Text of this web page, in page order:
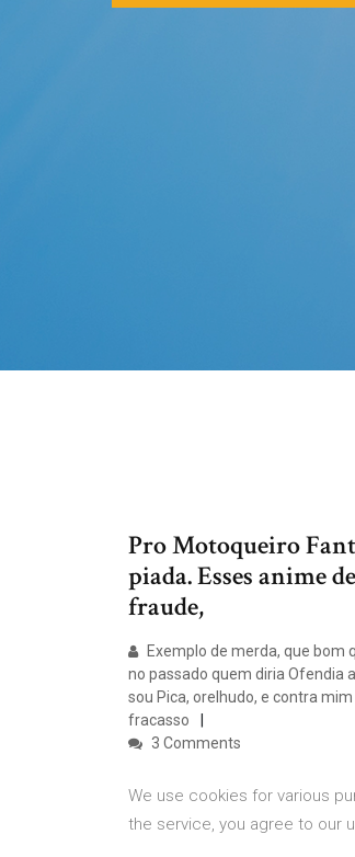
Pro Motoqueiro
piada. Esses anime
fraude,
Exemplo de merda, que bom
no passado quem diria Ofendia
sou Pica, orelhudo, e contra
fracasso
3 Comments
We use cookies for various
the service, you agree to our